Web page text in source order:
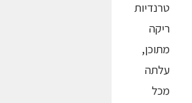
טרנדיות
ריקה
מתוכן,
עלתה
מכל